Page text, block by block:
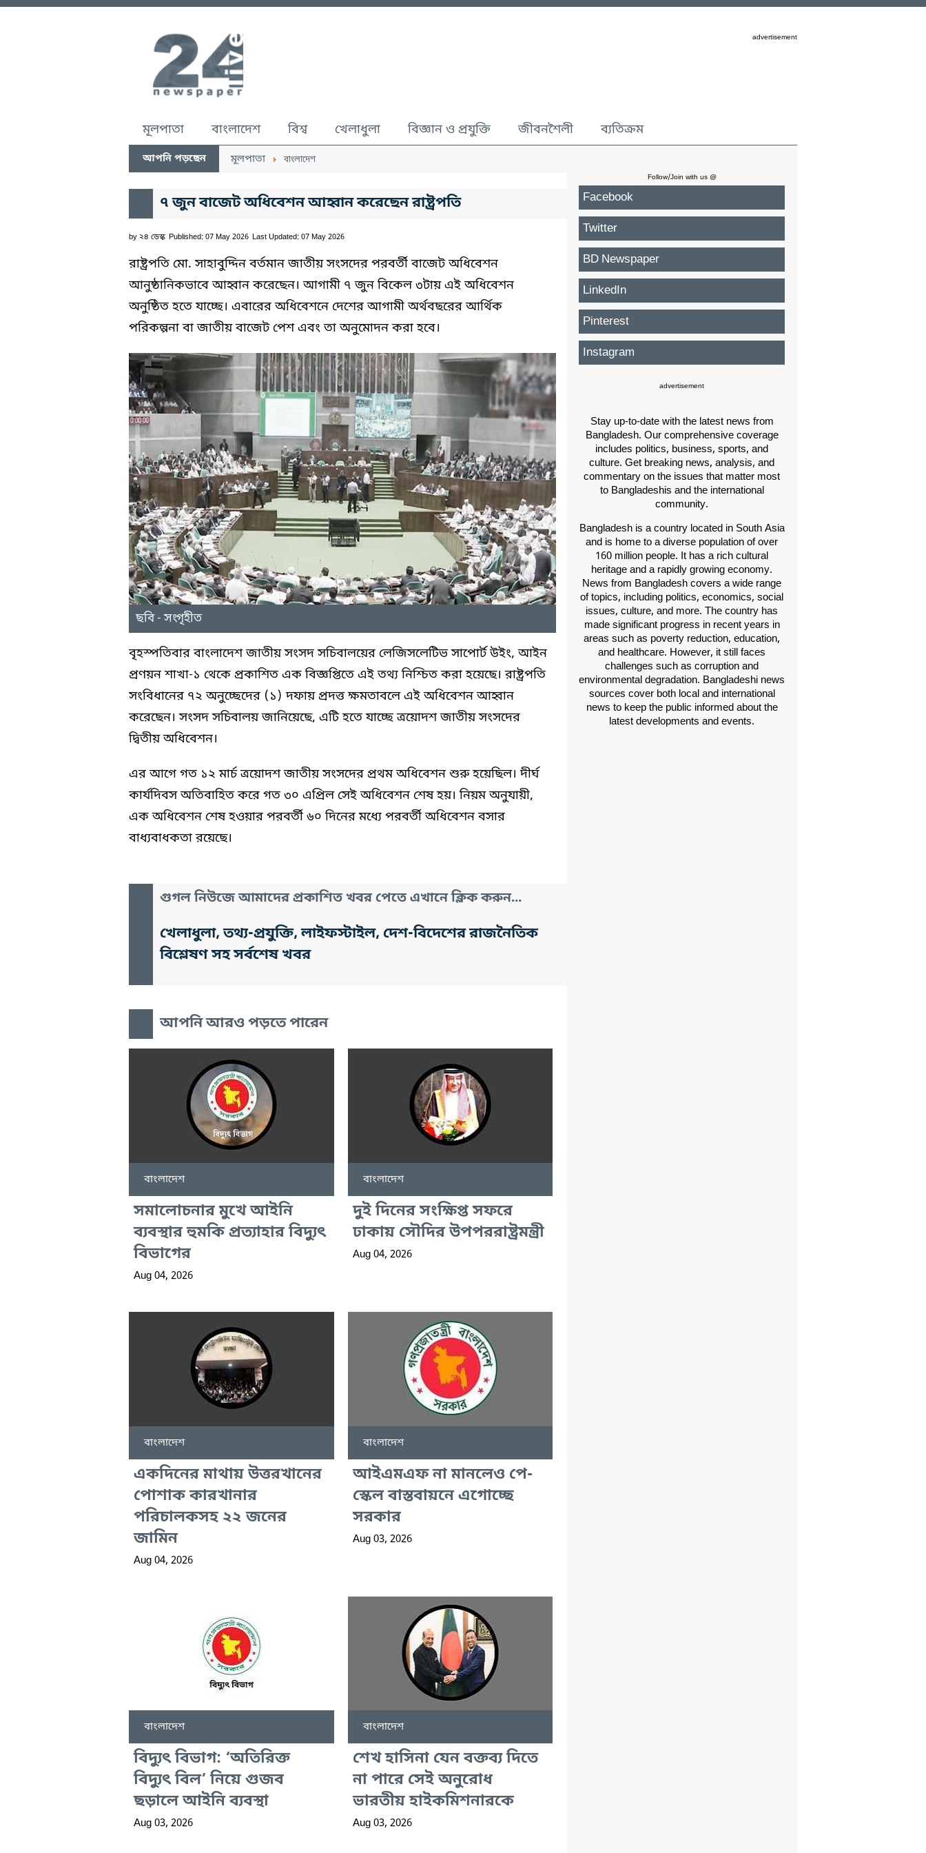
advertisement
মূলপাতা বাংলাদেশ বিশ্ব খেলাধুলা বিজ্ঞান ও প্রযুক্তি জীবনশৈলী ব্যতিক্রম
আপনি পড়ছেন মূলপাতা বাংলাদেশ
৭ জুন বাজেট অধিবেশন আহ্বান করেছেন রাষ্ট্রপতি
by ২৪ ডেস্ক Published: 07 May 2026 Last Updated: 07 May 2026
রাষ্ট্রপতি মো. সাহাবুদ্দিন বর্তমান জাতীয় সংসদের পরবর্তী বাজেট অধিবেশন
আনুষ্ঠানিকভাবে আহ্বান করেছেন। আগামী ৭ জুন বিকেল ৩টায় এই অধিবেশন
অনুষ্ঠিত হতে যাচ্ছে। এবারের অধিবেশনে দেশের আগামী অর্থবছরের আর্থিক
পরিকল্পনা বা জাতীয় বাজেট পেশ এবং তা অনুমোদন করা হবে।
ছবি - সংগৃহীত
বৃহস্পতিবার বাংলাদেশ জাতীয় সংসদ সচিবালয়ের লেজিসলেটিভ সাপোর্ট উইং, আইন
প্রণয়ন শাখা-১ থেকে প্রকাশিত এক বিজ্ঞপ্তিতে এই তথ্য নিশ্চিত করা হয়েছে। রাষ্ট্রপতি
সংবিধানের ৭২ অনুচ্ছেদের (১) দফায় প্রদত্ত ক্ষমতাবলে এই অধিবেশন আহ্বান
করেছেন। সংসদ সচিবালয় জানিয়েছে, এটি হতে যাচ্ছে ত্রয়োদশ জাতীয় সংসদের
দ্বিতীয় অধিবেশন।
এর আগে গত ১২ মার্চ ত্রয়োদশ জাতীয় সংসদের প্রথম অধিবেশন শুরু হয়েছিল। দীর্ঘ
কার্যদিবস অতিবাহিত করে গত ৩০ এপ্রিল সেই অধিবেশন শেষ হয়। নিয়ম অনুযায়ী,
এক অধিবেশন শেষ হওয়ার পরবর্তী ৬০ দিনের মধ্যে পরবর্তী অধিবেশন বসার
বাধ্যবাধকতা রয়েছে।
গুগল নিউজে আমাদের প্রকাশিত খবর পেতে এখানে ক্লিক করুন...
খেলাধুলা, তথ্য-প্রযুক্তি, লাইফস্টাইল, দেশ-বিদেশের রাজনৈতিক
বিশ্লেষণ সহ সর্বশেষ খবর
আপনি আরও পড়তে পারেন
বাংলাদেশ
সমালোচনার মুখে আইনি
ব্যবস্থার হুমকি প্রত্যাহার বিদ্যুৎ
বিভাগের
Aug 04, 2026
বাংলাদেশ
দুই দিনের সংক্ষিপ্ত সফরে
ঢাকায় সৌদির উপপররাষ্ট্রমন্ত্রী
Aug 04, 2026
বাংলাদেশ
একদিনের মাথায় উত্তরখানের
পোশাক কারখানার
পরিচালকসহ ২২ জনের
জামিন
Aug 04, 2026
বাংলাদেশ
আইএমএফ না মানলেও পে-
স্কেল বাস্তবায়নে এগোচ্ছে
সরকার
Aug 03, 2026
বাংলাদেশ
বিদ্যুৎ বিভাগ: ‘অতিরিক্ত
বিদ্যুৎ বিল’ নিয়ে গুজব
ছড়ালে আইনি ব্যবস্থা
Aug 03, 2026
বাংলাদেশ
শেখ হাসিনা যেন বক্তব্য দিতে
না পারে সেই অনুরোধ
ভারতীয় হাইকমিশনারকে
Aug 03, 2026
Follow/Join with us @
Facebook
Twitter
BD Newspaper
LinkedIn
Pinterest
Instagram
advertisement
Stay up-to-date with the latest news from
Bangladesh. Our comprehensive coverage
includes politics, business, sports, and
culture. Get breaking news, analysis, and
commentary on the issues that matter most
to Bangladeshis and the international
community.
Bangladesh is a country located in South Asia
and is home to a diverse population of over
160 million people. It has a rich cultural
heritage and a rapidly growing economy.
News from Bangladesh covers a wide range
of topics, including politics, economics, social
issues, culture, and more. The country has
made significant progress in recent years in
areas such as poverty reduction, education,
and healthcare. However, it still faces
challenges such as corruption and
environmental degradation. Bangladeshi news
sources cover both local and international
news to keep the public informed about the
latest developments and events.